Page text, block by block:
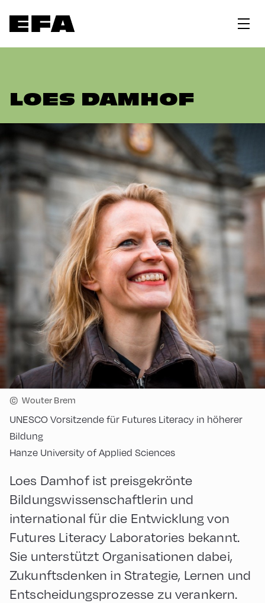
LOES DAMHOF
© Wouter Brem
UNESCO Vorsitzende für Futures Literacy in höherer
Bildung
Hanze University of Applied Sciences
Loes Damhof ist preisgekrönte
Bildungswissenschaftlerin und
international für die Entwicklung von
Futures Literacy Laboratories bekannt.
Sie unterstützt Organisationen dabei,
Zukunftsdenken in Strategie, Lernen und
Entscheidungsprozesse zu verankern.